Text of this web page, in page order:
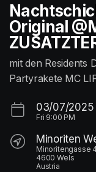
Original
mit den Residents
Partyrakete MC
03/07/2025
Fri 9:00 PM
Minoriten
Minoritengasse 4
4600 Wels
Austria